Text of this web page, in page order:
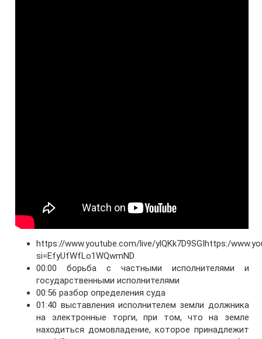
https://www.youtube.com/live/ylQKk7D9SGIhttps:/
si=EfyUfWfLo1WQwmND
00:00 борьба с частными исполнителями и
государственными исполнителями
00:56 разбор определения суда
01:40 выставления исполнителем земли должника
на электронные торги, при том, что на земле
находиться домовладение, которое принадлежит